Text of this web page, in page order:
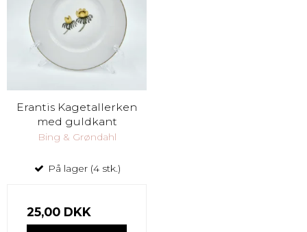
Erantis Kagetallerken
med guldkant
Bing & Grøndahl
På lager (4 stk.)
25,00 DKK